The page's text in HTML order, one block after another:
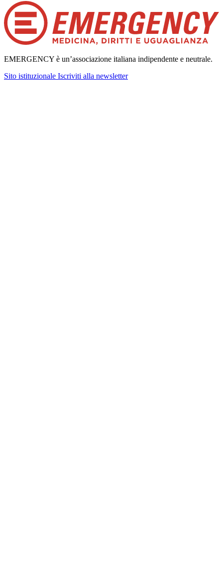
EMERGENCY è un’associazione italiana indipendente e neutrale.
Sito istituzionale Iscriviti alla newsletter